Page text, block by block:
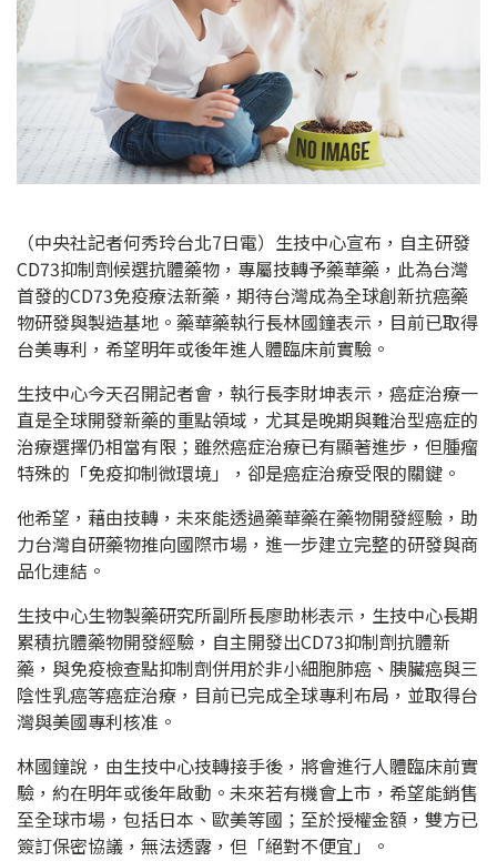
（中央社記者何秀玲台北7日電）生技中心宣布，自主研發
CD73抑制劑候選抗體藥物，專屬技轉予藥華藥，此為台灣
首發的CD73免疫療法新藥，期待台灣成為全球創新抗癌藥
物研發與製造基地。藥華藥執行長林國鐘表示，目前已取得
台美專利，希望明年或後年進人體臨床前實驗。
生技中心今天召開記者會，執行長李財坤表示，癌症治療一
直是全球開發新藥的重點領域，尤其是晚期與難治型癌症的
治療選擇仍相當有限；雖然癌症治療已有顯著進步，但腫瘤
特殊的「免疫抑制微環境」，卻是癌症治療受限的關鍵。
他希望，藉由技轉，未來能透過藥華藥在藥物開發經驗，助
力台灣自研藥物推向國際市場，進一步建立完整的研發與商
品化連結。
生技中心生物製藥研究所副所長廖助彬表示，生技中心長期
累積抗體藥物開發經驗，自主開發出CD73抑制劑抗體新
藥，與免疫檢查點抑制劑併用於非小細胞肺癌、胰臟癌與三
陰性乳癌等癌症治療，目前已完成全球專利布局，並取得台
灣與美國專利核准。
林國鐘說，由生技中心技轉接手後，將會進行人體臨床前實
驗，約在明年或後年啟動。未來若有機會上市，希望能銷售
至全球市場，包括日本、歐美等國；至於授權金額，雙方已
簽訂保密協議，無法透露，但「絕對不便宜」。